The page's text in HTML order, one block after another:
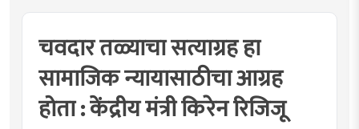
चवदार तळ्याचा सत्याग्रह हा
सामाजिक न्यायासाठीचा आग्रह
होता : केंद्रीय मंत्री किरेन रिजिजू